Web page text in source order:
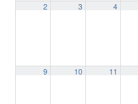
2 3 4
9 10 11